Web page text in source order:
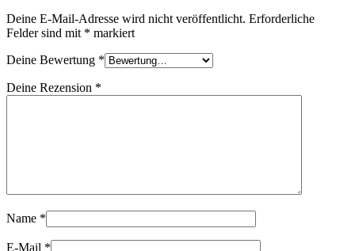
Deine E-Mail-Adresse wird nicht veröffentlicht. Erforderliche
Felder sind mit * markiert
Deine Bewertung *
Deine Rezension *
Name *
E-Mail *